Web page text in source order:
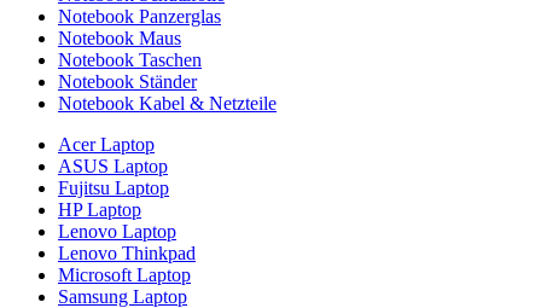
Notebook Panzerglas
Notebook Maus
Notebook Taschen
Notebook Ständer
Notebook Kabel & Netzteile
Acer Laptop
ASUS Laptop
Fujitsu Laptop
HP Laptop
Lenovo Laptop
Lenovo Thinkpad
Microsoft Laptop
Samsung Laptop